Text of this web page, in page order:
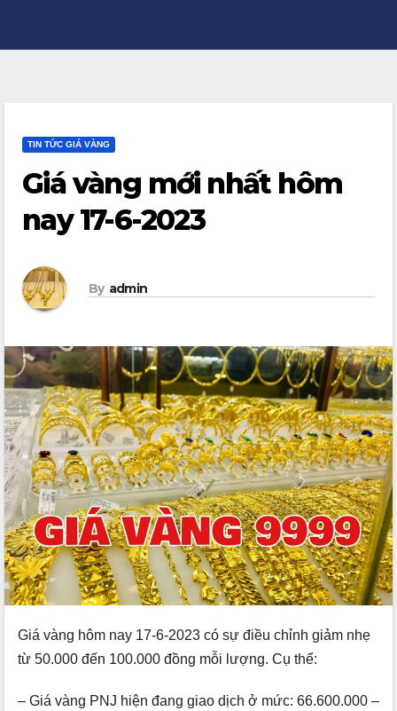
TIN TỨC GIÁ VÀNG
Giá vàng mới nhất hôm
nay 17-6-2023
By admin
Giá vàng hôm nay 17-6-2023 có sự điều chỉnh giảm nhẹ
từ 50.000 đến 100.000 đồng mỗi lượng. Cụ thể:
– Giá vàng PNJ hiện đang giao dịch ở mức: 66.600.000 –